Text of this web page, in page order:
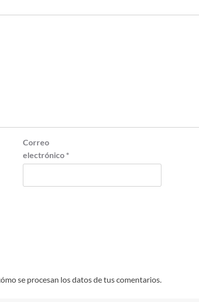
Correo
electrónico *
se procesan los datos de tus comentarios.